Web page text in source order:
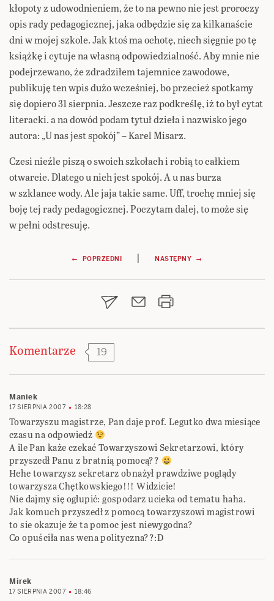
kłopoty z udowodnieniem, że to na pewno nie jest proroczy
opis rady pedagogicznej, jaka odbędzie się za kilkanaście
dni w mojej szkole. Jak ktoś ma ochotę, niech sięgnie po tę
książkę i cytuje na własną odpowiedzialność. Aby mnie nie
podejrzewano, że zdradziłem tajemnice zawodowe,
publikuję ten wpis dużo wcześniej, bo przecież spotkamy
się dopiero 31 sierpnia. Jeszcze raz podkreślę, iż to był cytat
literacki. a na dowód podam tytuł dzieła i nazwisko jego
autora: „U nas jest spokój” – Karel Misarz.
Czesi nieźle piszą o swoich szkołach i robią to całkiem
otwarcie. Dlatego u nich jest spokój. A u nas burza
w szklance wody. Ale jaja takie same. Uff, trochę mniej się
boję tej rady pedagogicznej. Poczytam dalej, to może się
w pełni odstresuję.
Nawigacja
wpisu
← POPRZEDNI | NASTĘPNY →
Komentarze 19
Maniek
17 SIERPNIA 2007 18:28
Towarzyszu magistrze, Pan daje prof. Legutko dwa miesiące
czasu na odpowiedź
A ile Pan każe czekać Towarzyszowi Sekretarzowi, który
przyszedł Panu z bratnią pomocą??
Hehe towarzysz sekretarz obnażył prawdziwe poglądy
towarzysza Chętkowskiego!!! Widzicie!
Nie dajmy się ogłupić: gospodarz ucieka od tematu haha.
Jak komuch przyszedł z pomocą towarzyszowi magistrowi
to sie okazuje że ta pomoc jest niewygodna?
Co opuściła nas wena polityczna??:D
Mirek
17 SIERPNIA 2007 18:46